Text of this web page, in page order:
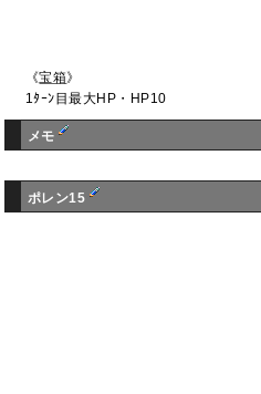
《宝箱》
1ﾀｰﾝ目最大HP・HP10
メモ
ポレン15